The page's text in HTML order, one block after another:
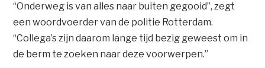
“Onderweg is van alles naar buiten gegooid”, zegt
een woordvoerder van de politie Rotterdam.
“Collega’s zijn daarom lange tijd bezig geweest om in
de berm te zoeken naar deze voorwerpen.”